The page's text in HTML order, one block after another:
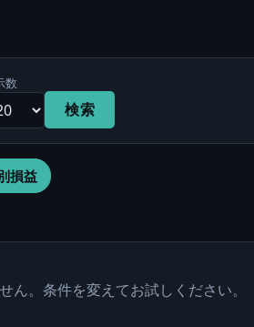
数
検索
損益
ん。条件を変えてお試しください。